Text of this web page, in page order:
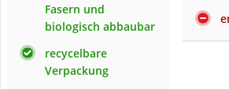
Fasern und
biologisch abbaubar
recycelbare
Verpackung